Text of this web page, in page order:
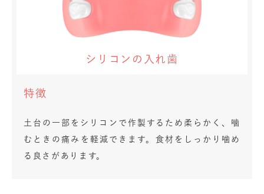
シリコンの入れ歯
特徴
土台の一部をシリコンで作製するため柔らかく、噛
むときの痛みを軽減できます。食材をしっかり噛め
る良さがあります。